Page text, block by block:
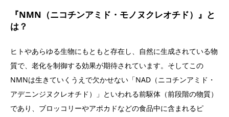
『NMN（ニコチンアミド・モノヌクレオチド）』と
は？
ヒトやあらゆる生物にもともと存在し、自然に生成されている物
質で、老化を制御する効果が期待されています。そしてこの
NMNは生きていくうえで欠かせない「NAD（ニコチンアミド・
アデニンジヌクレオチド）」といわれる前駆体（前段階の物質）
であり、ブロッコリーやアポカドなどの食品中に含まれるピ